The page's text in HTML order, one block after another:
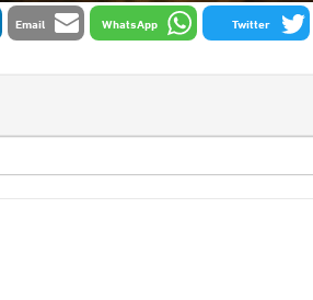
Twitter
WhatsApp
Email